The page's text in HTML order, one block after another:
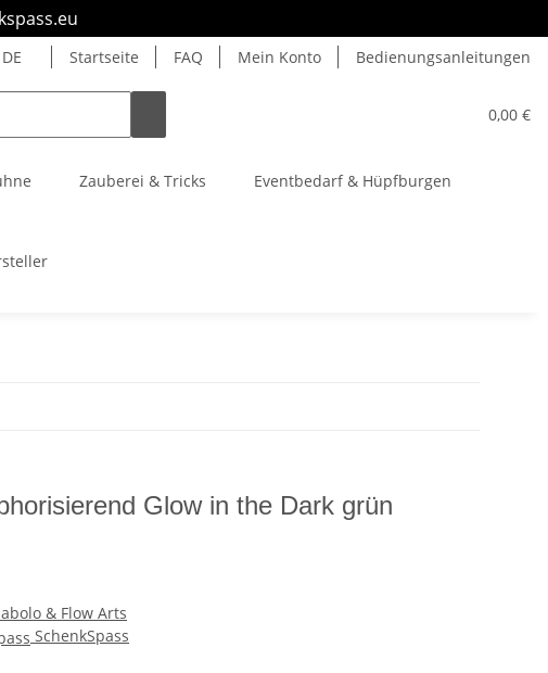
DE Startseite FAQ Mein Konto Bedienungsanleitungen
0,00 €
Zauberei & Tricks Eventbedarf & Hüpfburgen
Glow in the Dark grün
& Flow Arts
SchenkSpass